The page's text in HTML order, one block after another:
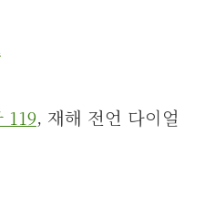
119, 재해 전언 다이얼